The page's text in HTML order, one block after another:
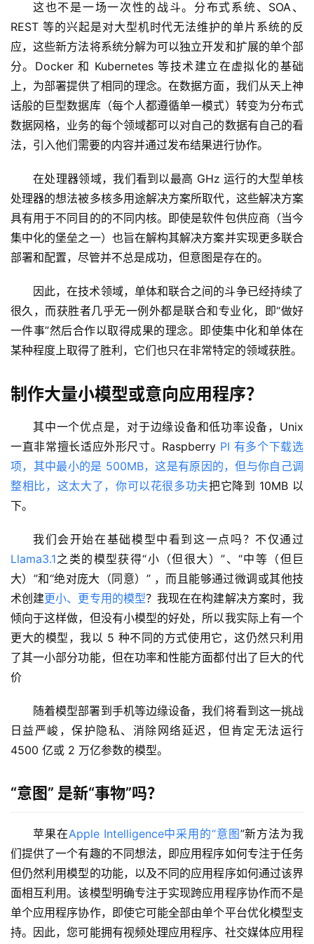
量
化
逆
熵
绘
梦
字
形
青
绘
白
泽
绘
梦
A
这也不是一场一次性的战斗。分布式系统、SOA、
REST 等的兴起是对大型机时代无法维护的单片系统的反
应，这些新方法将系统分解为可以独立开发和扩展的单个部
分。Docker 和 Kubernetes 等技术建立在虚拟化的基础
上，为部署提供了相同的理念。在数据方面，我们从天上神
话般的巨型数据库（每个人都遵循单一模式）转变为分布式
数据网格，业务的每个领域都可以对自己的数据有自己的看
法，引入他们需要的内容并通过发布结果进行协作。
在处理器领域，我们看到以最高 GHz 运行的大型单核
处理器的想法被多核多用途解决方案所取代，这些解决方案
具有用于不同目的的不同内核。即使是软件包供应商（当今
集中化的堡垒之一）也旨在解构其解决方案并实现更多联合
部署和配置，尽管并不总是成功，但意图是存在的。
因此，在技术领域，单体和联合之间的斗争已经持续了
很久，而获胜者几乎无一例外都是联合和专业化，即“做好
一件事”然后合作以取得成果的理念。即使集中化和单体在
某种程度上取得了胜利，它们也只在非常特定的领域获胜。
制作大量小模型或意向应用程序？
其中一个优点是，对于边缘设备和低功率设备，Unix
一直非常擅长适应外形尺寸。Raspberry PI 有多个下载选
项，其中最小的是 500MB，这是有原因的，但与你自己调
整相比，这太大了，你可以花很多功夫把它降到 10MB 以
下。
我们会开始在基础模型中看到这一点吗？不仅通过
Llama3.1之类的模型获得“小（但很大）”、“中等（但巨
大）”和“绝对庞大（同意）” ，而且能够通过微调或其他技
术创建更小、更专用的模型？我现在在构建解决方案时，我
倾向于这样做，但没有小模型的好处，所以我实际上有一个
更大的模型，我以 5 种不同的方式使用它，这仍然只利用
了其一小部分功能，但在功率和性能方面都付出了巨大的代
价
随着模型部署到手机等边缘设备，我们将看到这一挑战
日益严峻，保护隐私、消除网络延迟，但肯定无法运行
4500 亿或 2 万亿参数的模型。
“意图” 是新“事物”吗？
苹果在Apple Intelligence中采用的“意图”新方法为我
们提供了一个有趣的不同想法，即应用程序如何专注于任务
但仍然利用模型的功能，以及不同的应用程序如何通过该界
面相互利用。该模型明确专注于实现跨应用程序协作而不是
单个应用程序协作，即使它可能全部由单个平台优化模型支
持。因此，您可能拥有视频处理应用程序、社交媒体应用程